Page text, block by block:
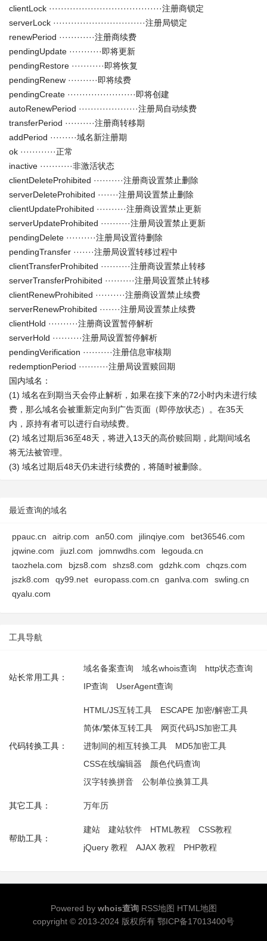
clientLock ······································注册商锁定
serverLock ·······························注册局锁定
renewPeriod ············注册商续费
pendingUpdate ···········即将更新
pendingRestore ···········即将恢复
pendingRenew ··········即将续费
pendingCreate ·······················即将创建
autoRenewPeriod ····················注册局自动续费
transferPeriod ··········注册商转移期
addPeriod ·········域名新注册期
ok ············正常
inactive ···········非激活状态
clientDeleteProhibited ··········注册商设置禁止删除
serverDeleteProhibited ·······注册局设置禁止删除
clientUpdateProhibited ··········注册商设置禁止更新
serverUpdateProhibited ··········注册局设置禁止更新
pendingDelete ··········注册局设置待删除
pendingTransfer ·······注册局设置转移过程中
clientTransferProhibited ··········注册商设置禁止转移
serverTransferProhibited ··········注册局设置禁止转移
clientRenewProhibited ··········注册商设置禁止续费
serverRenewProhibited ·······注册局设置禁止续费
clientHold ··········注册商设置暂停解析
serverHold ··········注册局设置暂停解析
pendingVerification ··········注册信息审核期
redemptionPeriod ··········注册局设置赎回期
国内域名：
(1) 域名在到期当天会停止解析，如果在接下来的72小时内未进行续
费，那么域名会被重新定向到广告页面（即停放状态）。在35天
内，原持有者可以进行自动续费。
(2) 域名过期后36至48天，将进入13天的高价赎回期，此期间域名
将无法被管理。
(3) 域名过期后48天仍未进行续费的，将随时被删除。
最近查询的域名
ppauc.cn aitrip.com an50.com jilinqiye.com
bet36546.com
jqwine.com
jiuzl.com jomnwdhs.com
legouda.cn
taozhela.com
bjzs8.com shzs8.com gdzhk.com
chqzs.com
jszk8.com
qy99.net europass.com.cn ganlva.com
swling.cn
qyalu.com
工具导航
站长常用工具：
域名备案查询 域名whois查询
http状态查询
IP查询
UserAgent查询
代码转换工具：
HTML/JS互转工具
ESCAPE 加密/解密工具
简体/繁体互转工具
网页代码JS加密工具
进制间的相互转换工具
MD5加密工具
CSS在线编辑器
颜色代码查询
汉字转换拼音
公制单位换算工具
其它工具： 万年历
帮助工具：
建站 建站软件 HTML教程
CSS教程
jQuery 教程
AJAX 教程 PHP教程
Powered by whois查询 RSS地图 HTML地图
copyright © 2013-2024 版权所有 鄂ICP备17013400号